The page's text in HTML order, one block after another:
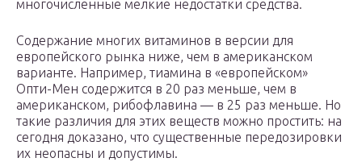
многочисленные мелкие недостатки средства.
Содержание многих витаминов в версии для
европейского рынка ниже, чем в американском
варианте. Например, тиамина в «европейском»
Опти-Мен содержится в 20 раз меньше, чем в
американском, рибофлавина — в 25 раз меньше. Но
такие различия для этих веществ можно простить: на
сегодня доказано, что существенные передозировки
их неопасны и допустимы.